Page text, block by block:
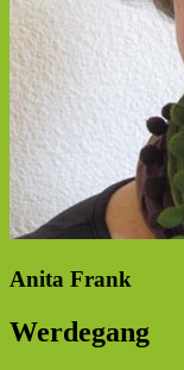
Anita Frank
Werdegang